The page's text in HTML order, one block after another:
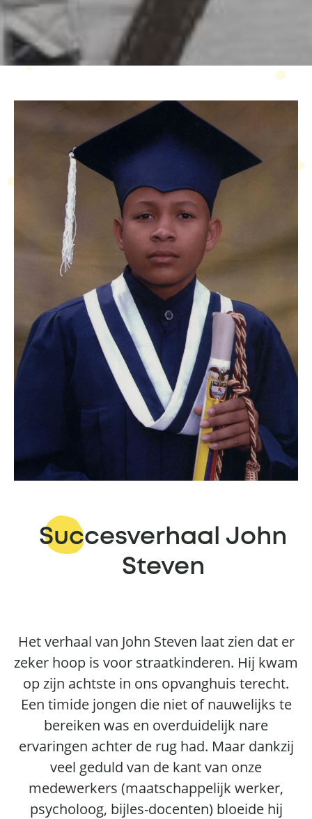
Succesverhaal John
Steven
Het verhaal van John Steven laat zien dat er
zeker hoop is voor straatkinderen. Hij kwam
op zijn achtste in ons opvanghuis terecht.
Een timide jongen die niet of nauwelijks te
bereiken was en overduidelijk nare
ervaringen achter de rug had. Maar dankzij
veel geduld van de kant van onze
medewerkers (maatschappelijk werker,
psycholoog, bijles-docenten) bloeide hij